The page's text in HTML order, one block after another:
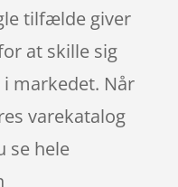
tilfælde giver
at skille sig
markedet. Når
varekatalog
se hele